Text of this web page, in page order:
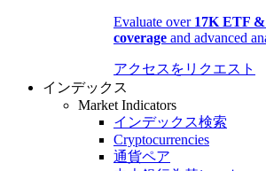
Evaluate over 17K ETF
coverage and advanced
アクセスをリクエスト
インデックス
Market Indicators
インデックス検索
Cryptocurrencies
通貨ペア